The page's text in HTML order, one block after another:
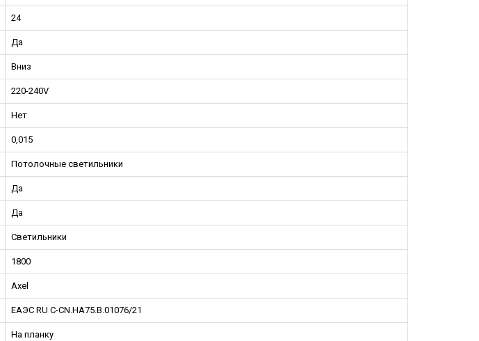
24
Да
Вниз
220-240V
Нет
0,015
Потолочные светильники
Да
Да
Светильники
1800
Axel
ЕАЭС RU С-CN.НА75.В.01076/21
На планку